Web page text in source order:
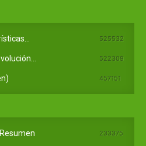
525532
522309
457151
233375